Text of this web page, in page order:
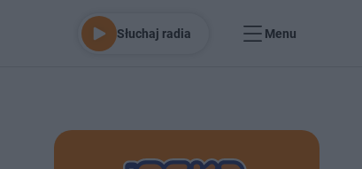
Słuchaj radia Menu